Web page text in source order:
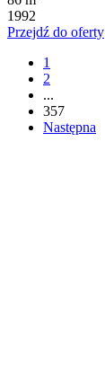
1992
Przejdź do oferty
1
2
...
357
Następna